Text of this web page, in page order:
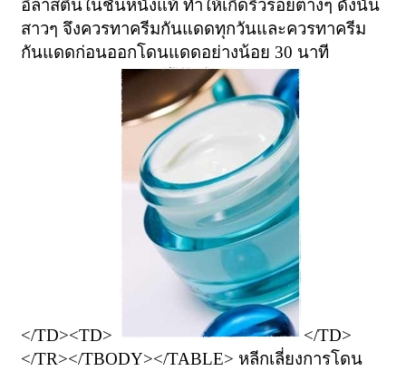
อีลาสตินในชั้นหนังแท้ ทำให้เกิดริ้วรอยต่างๆ ดังนั้น
สาวๆ จึงควรทาครีมกันแดดทุกวันและควรทาครีม
กันแดดก่อนออกโดนแดดอย่างน้อย 30 นาที
</TD><TD>
</TD>
</TR></TBODY></TABLE> หลีกเลี่ยงการโดน